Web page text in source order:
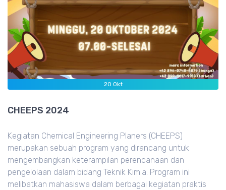
20 Okt
CHEEPS 2024
Kegiatan Chemical Engineering Planers (CHEEPS)
merupakan sebuah program yang dirancang untuk
mengembangkan keterampilan perencanaan dan
pengelolaan dalam bidang Teknik Kimia. Program ini
melibatkan mahasiswa dalam berbagai kegiatan praktis